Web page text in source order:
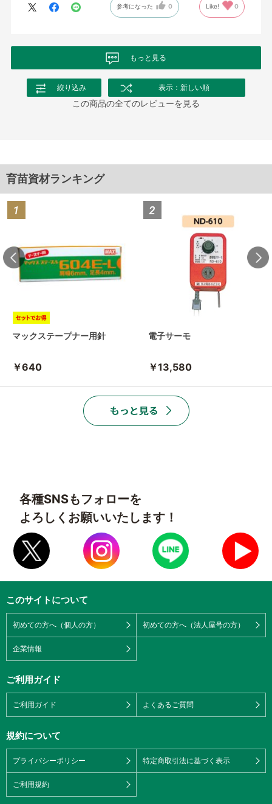
参考になった 0 Like! 0
もっと見る
絞り込み 表示：新しい順
この商品の全てのレビューを見る
育苗資材ランキング
マックステープナー用針
￥640
電子サーモ
￥13,580
各種SNSもフォローを
よろしくお願いいたします！
このサイトについて
初めての方へ（個人の方） 初めての方へ（法人屋号の方）
企業情報
ご利用ガイド
ご利用ガイド よくあるご質問
規約について
プライバシーポリシー 特定商取引法に基づく表示
ご利用規約